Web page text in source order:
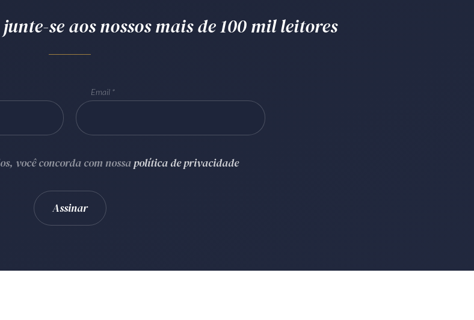
se aos nossos mais de 100 mil leitores
Email
você concorda com nossapolítica de privacidade